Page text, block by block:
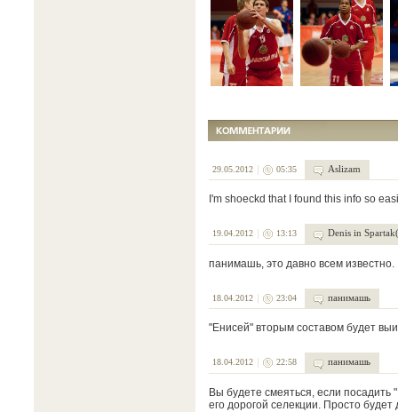
29.05.2012 05:35 Aslizam
I'm shoeckd that I found this info so
19.04.2012 13:13 Denis in
панимашь, это давно всем известно.
18.04.2012 23:04 панимашь
"Енисей" вторым составом будет
18.04.2012 22:58 панимашь
Вы будете смеяться, если
его дорогой селекции. Просто